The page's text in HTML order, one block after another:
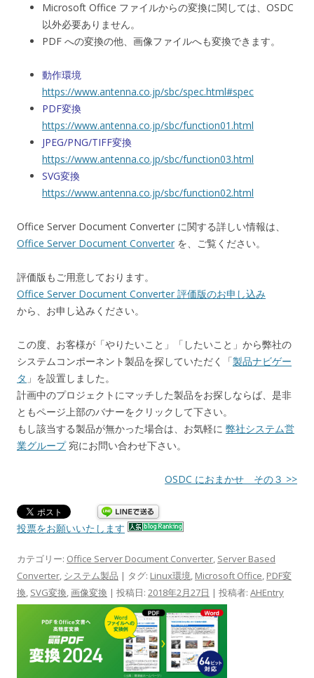
Microsoft Office ファイルからの変換に関しては、OSDC
以外必要ありません。
PDF への変換の他、画像ファイルへも変換できます。
動作環境
https://www.antenna.co.jp/sbc/spec.html#spec
PDF変換
https://www.antenna.co.jp/sbc/function01.html
JPEG/PNG/TIFF変換
https://www.antenna.co.jp/sbc/function03.html
SVG変換
https://www.antenna.co.jp/sbc/function02.html
Office Server Document Converter に関する詳しい情報は、
Office Server Document Converter を、ご覧ください。
評価版もご用意しております。
Office Server Document Converter 評価版のお申し込み
から、お申し込みください。
この度、お客様が「やりたいこと」「したいこと」から弊社の
システムコンポーネント製品を探していただく「製品ナビゲー
タ 」を設置しました。
計画中のプロジェクトにマッチした製品をお探しならば、是非
ともページ上部のバナーをクリックして下さい。
もし該当する製品が無かった場合は、お気軽に 弊社システム営
業グループ宛にお問い合わせ下さい。
OSDC におまかせ その３ >>
投票をお願いいたします
カテゴリー: Office Server Document Converter, Server Based
Converter, システム製品 | タグ: Linux環境, Microsoft Office, PDF変
換, SVG変換,画像変換 | 投稿日: 2018年2月27日 | 投稿者: AHEntry